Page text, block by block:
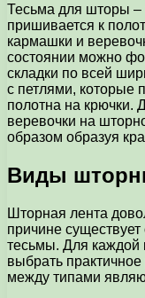
Тесьма для шторы –
пришивается к
кармашки и
состоянии можно
складки по всей
с петлями, которые
полотна на крючки.
веревочки на
образом образуя
Виды
Шторная лента
причине существует
тесьмы. Для каждой
выбрать
между типами